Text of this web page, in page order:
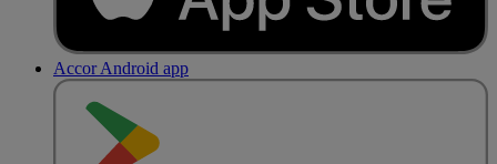
Accor Android app